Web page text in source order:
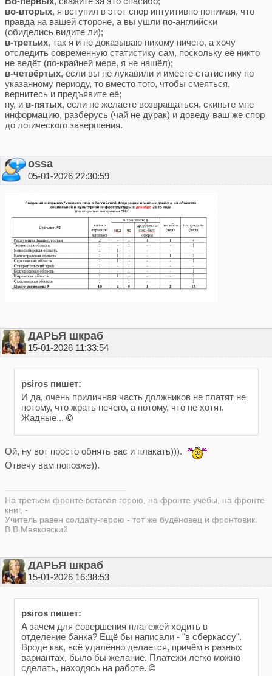
во-вторых, я вступил в этот спор интуитивно понимая, что
правда на вашей стороне, а вы ушли по-английски
(обиделись видите ли);
в-третьих, так я и не доказываю никому ничего, а хочу
отследить современную статистику сам, поскольку её никто
не ведёт (по-крайней мере, я не нашёл);
в-четвёртых, если вы не лукавили и имеете статистику по
указанному периоду, то вместо того, чтобы смеяться,
вернитесь и предъявите её;
ну, и в-пятых, если не желаете возвращаться, скиньте мне
информацию, разберусь (чай не дурак) и доведу ваш же спор
до логического завершения.
ossa
05-01-2026 22:30:59
ДАРЬЯ шкраб
15-01-2026 11:33:54
psiros пишет:
И да, очень приличная часть должников не платят не
потому, что жрать нечего, а потому, что не хотят.
Жадные... ©
Ой, ну вот просто обнять вас и плакать))).
Отвечу вам попозже)).
На третьем фронте вставая горою, на фронте учёбы, на фронте
книг, -
Учитель равен солдату-герою - тот же будёновец и фронтовик.
В.В.Маяковский
ДАРЬЯ шкраб
15-01-2026 16:38:53
psiros пишет:
А зачем для совершения платежей ходить в
отделение банка? Ещё бы написали - "в сберкассу".
Вроде как, всё удалённо делается, причём в разных
вариантах, было бы желание. Платежи легко можно
сделать, находясь на работе. ©